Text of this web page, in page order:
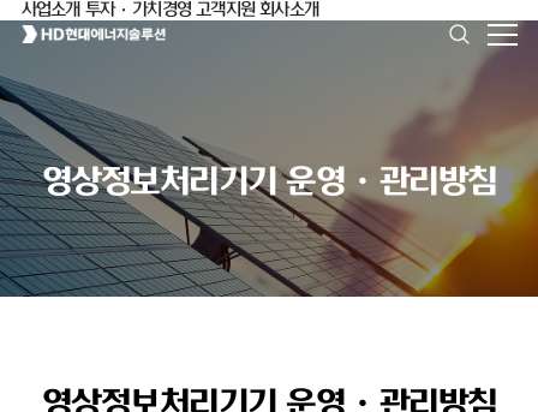
사업소개 투자·가치경영 고객지원 회사소개
영상정보처리기기 운영ㆍ관리방침
영상정보처리기기 운영ㆍ관리방침